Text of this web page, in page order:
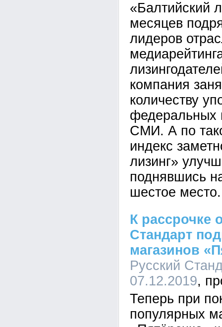
«Балтийский
месяцев
лидеров
компания
количеству
федеральных
СМИ. А по
индекс
лизинг»
поднявшись
шестое место.
К рассрочке
Стандарт
магазинов
Русский
07.12.2019
Теперь при
популярных